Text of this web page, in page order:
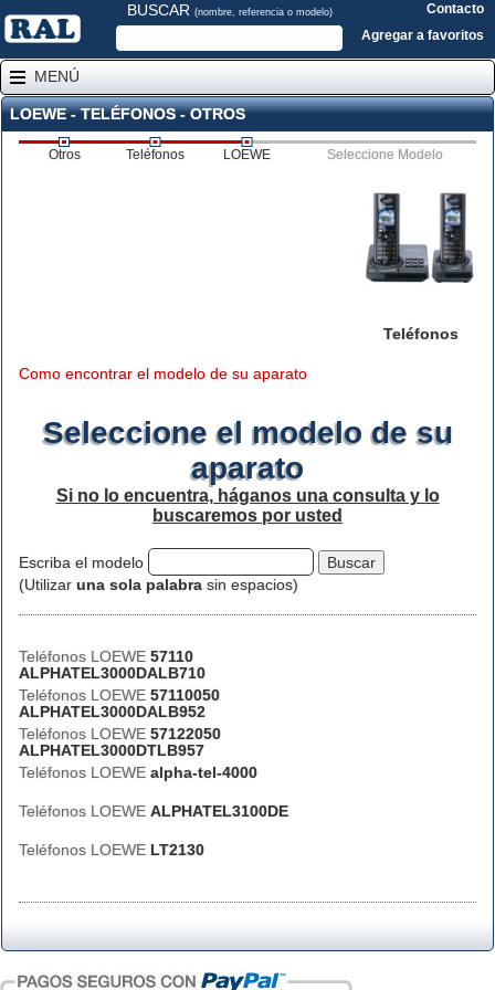
BUSCAR (nombre, referencia o modelo)
Contacto
Agregar a favoritos
MENÚ
LOEWE - TELÉFONOS - OTROS
Otros Teléfonos LOEWE Seleccione Modelo
Teléfonos
Como encontrar el modelo de su aparato
Seleccione el modelo de su
aparato
Si no lo encuentra, háganos una consulta y lo
buscaremos por usted
Escriba el modelo
(Utilizar una sola palabra sin espacios)
Teléfonos LOEWE 57110
ALPHATEL3000DALB710
Teléfonos LOEWE 57110050
ALPHATEL3000DALB952
Teléfonos LOEWE 57122050
ALPHATEL3000DTLB957
Teléfonos LOEWE alpha-tel-4000
Teléfonos LOEWE ALPHATEL3100DE
Teléfonos LOEWE LT2130